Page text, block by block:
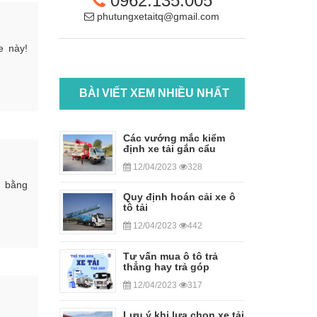
này!
bằng
phutungxetaitq@gmail.com
BÀI VIẾT XEM NHIỀU NHẤT
Các vướng mắc kiểm
định xe tải gắn cẩu
12/04/2023 328
Quy định hoán cải xe ô
tô tải
12/04/2023 442
Tư vấn mua ô tô trả
thẳng hay trả góp
12/04/2023 317